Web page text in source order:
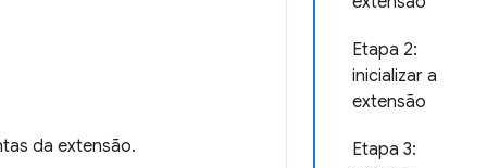
Etapa 2:
inicializar a
extensão
Etapa 3:
da extensão.